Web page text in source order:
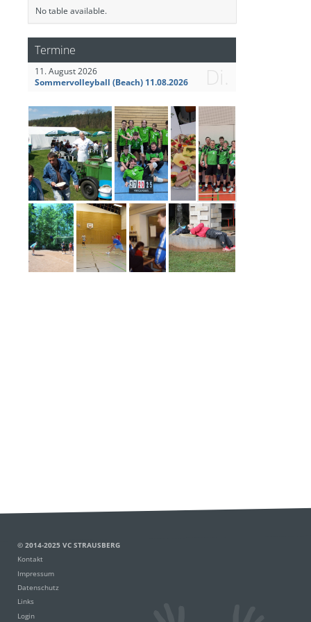
No table available.
Termine
Di.
11. August 2026
Sommervolleyball (Beach) 11.08.2026
Mannschaftsbild Herren I vom 20.02.2022
© 2014-2025 VC STRAUSBERG
Kontakt
Impressum
Datenschutz
Links
Login